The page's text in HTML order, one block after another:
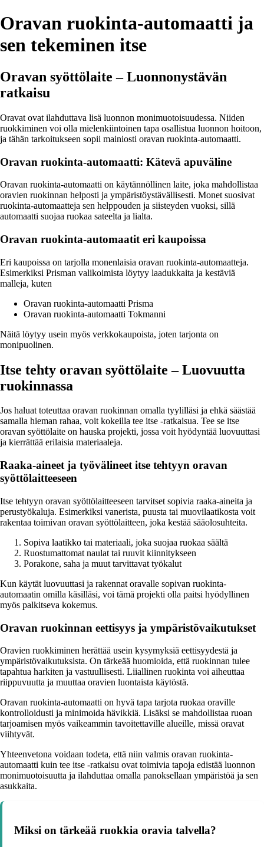
Oravan ruokinta-automaatti ja
sen tekeminen itse
Oravan syöttölaite – Luonnonystävän
ratkaisu
Oravat ovat ilahduttava lisä luonnon monimuotoisuudessa. Niiden
ruokkiminen voi olla mielenkiintoinen tapa osallistua luonnon hoitoon,
ja tähän tarkoitukseen sopii mainiosti oravan ruokinta-automaatti.
Oravan ruokinta-automaatti: Kätevä apuväline
Oravan ruokinta-automaatti on käytännöllinen laite, joka mahdollistaa
oravien ruokinnan helposti ja ympäristöystävällisesti. Monet suosivat
ruokinta-automaatteja sen helppouden ja siisteyden vuoksi, sillä
automaatti suojaa ruokaa sateelta ja lialta.
Oravan ruokinta-automaatit eri kaupoissa
Eri kaupoissa on tarjolla monenlaisia oravan ruokinta-automaatteja.
Esimerkiksi Prisman valikoimista löytyy laadukkaita ja kestäviä
malleja, kuten
Oravan ruokinta-automaatti Prisma
Oravan ruokinta-automaatti Tokmanni
Näitä löytyy usein myös verkkokaupoista, joten tarjonta on
monipuolinen.
Itse tehty oravan syöttölaite – Luovuutta
ruokinnassa
Jos haluat toteuttaa oravan ruokinnan omalla tyylilläsi ja ehkä säästää
samalla hieman rahaa, voit kokeilla tee itse -ratkaisua. Tee se itse
oravan syöttölaite on hauska projekti, jossa voit hyödyntää luovuuttasi
ja kierrättää erilaisia materiaaleja.
Raaka-aineet ja työvälineet itse tehtyyn oravan
syöttölaitteeseen
Itse tehtyyn oravan syöttölaitteeseen tarvitset sopivia raaka-aineita ja
perustyökaluja. Esimerkiksi vanerista, puusta tai muovilaatikosta voit
rakentaa toimivan oravan syöttölaitteen, joka kestää sääolosuhteita.
Sopiva laatikko tai materiaali, joka suojaa ruokaa säältä
Ruostumattomat naulat tai ruuvit kiinnitykseen
Porakone, saha ja muut tarvittavat työkalut
Kun käytät luovuuttasi ja rakennat oravalle sopivan ruokinta-
automaatin omilla käsilläsi, voi tämä projekti olla paitsi hyödyllinen
myös palkitseva kokemus.
Oravan ruokinnan eettisyys ja ympäristövaikutukset
Oravien ruokkiminen herättää usein kysymyksiä eettisyydestä ja
ympäristövaikutuksista. On tärkeää huomioida, että ruokinnan tulee
tapahtua harkiten ja vastuullisesti. Liiallinen ruokinta voi aiheuttaa
riippuvuutta ja muuttaa oravien luontaista käytöstä.
Oravan ruokinta-automaatti on hyvä tapa tarjota ruokaa oraville
kontrolloidusti ja minimoida hävikkiä. Lisäksi se mahdollistaa ruoan
tarjoamisen myös vaikeammin tavoitettaville alueille, missä oravat
viihtyvät.
Yhteenvetona voidaan todeta, että niin valmis oravan ruokinta-
automaatti kuin tee itse -ratkaisu ovat toimivia tapoja edistää luonnon
monimuotoisuutta ja ilahduttaa omalla panoksellaan ympäristöä ja sen
asukkaita.
Miksi on tärkeää ruokkia oravia talvella?